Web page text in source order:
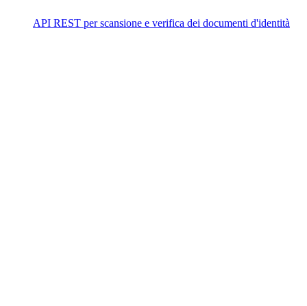
API REST per scansione e verifica dei documenti d'identità